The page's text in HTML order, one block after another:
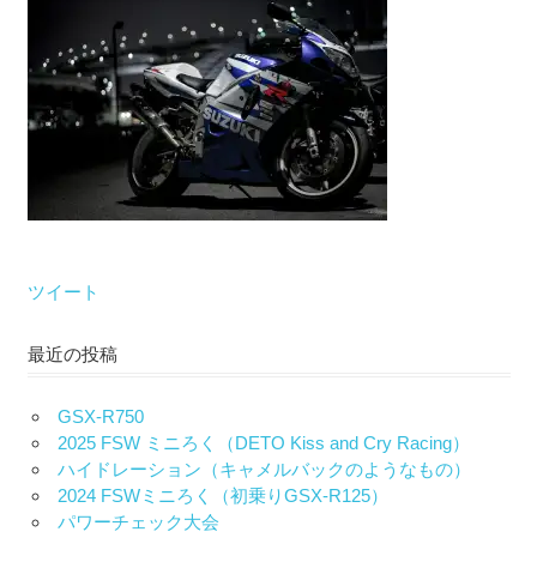
ツイート
最近の投稿
GSX-R750
2025 FSW ミニろく（DETO Kiss and Cry Racing）
ハイドレーション（キャメルバックのようなもの）
2024 FSWミニろく（初乗りGSX-R125）
パワーチェック大会